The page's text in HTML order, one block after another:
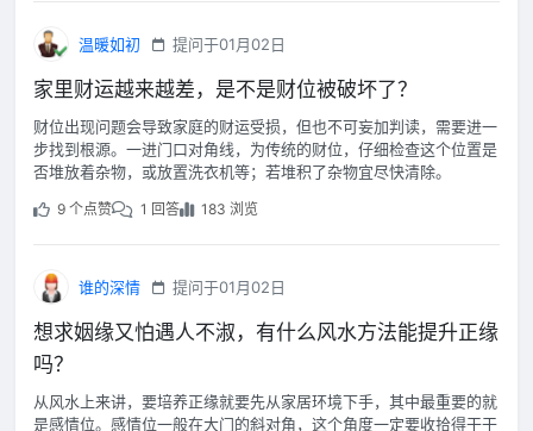
温暖如初 提问于01月02日
家里财运越来越差，是不是财位被破坏了？
财位出现问题会导致家庭的财运受损，但也不可妄加判读，需要进一
步找到根源。一进门口对角线，为传统的财位，仔细检查这个位置是
否堆放着杂物，或放置洗衣机等；若堆积了杂物宜尽快清除。
9 个点赞 1 回答 183 浏览
谁的深情 提问于01月02日
想求姻缘又怕遇人不淑，有什么风水方法能提升正缘
吗？
从风水上来讲，要培养正缘就要先从家居环境下手，其中最重要的就
是感情位。感情位一般在大门的斜对角，这个角度一定要收拾得干干